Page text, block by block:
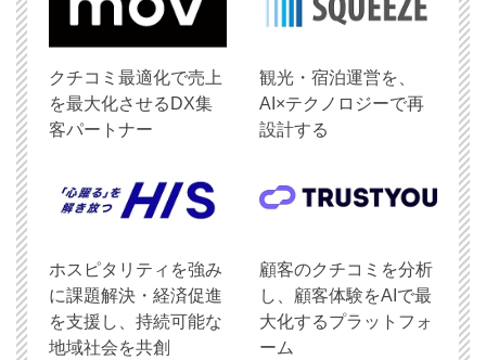
クチコミ最適化で売上
を最大化させるDX集
客パートナー
観光・宿泊運営を、
AI×テクノロジーで再
設計する
ホスピタリティを強み
に課題解決・経済促進
を支援し、持続可能な
地域社会を共創
顧客のクチコミを分析
し、顧客体験をAIで最
大化するプラットフォ
ーム